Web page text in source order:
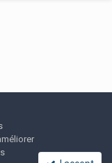
domestique